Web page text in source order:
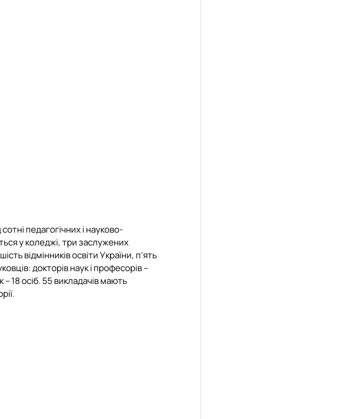
педагогічних і науково-
у коледжі, три заслужених
відмінників освіти України, п’ять
докторів наук і професорів –
– 18 осіб. 55 викладачів мають